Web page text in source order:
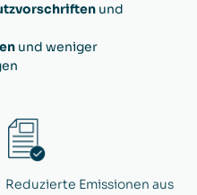
und
und weniger
Reduzierte Emissionen aus